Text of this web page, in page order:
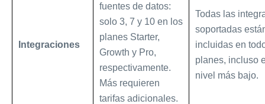
Integraciones
fuentes de datos:
solo 3, 7 y 10 en los
planes Starter,
Growth y Pro,
respectivamente.
Más requieren
tarifas adicionales.
Todas las
soportadas
incluidas en
planes, incluso
nivel más bajo.